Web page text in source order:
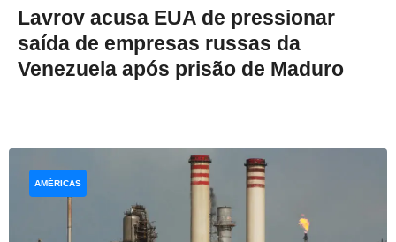
Lavrov acusa EUA de pressionar
saída de empresas russas da
Venezuela após prisão de Maduro
AMÉRICAS